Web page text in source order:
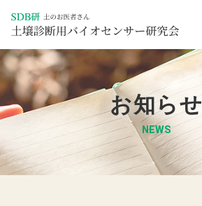
お知らせ
NEWS